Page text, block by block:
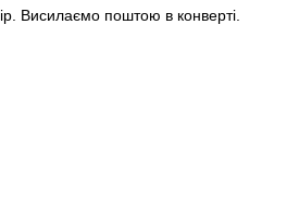
Висилаємо поштою в конверті.